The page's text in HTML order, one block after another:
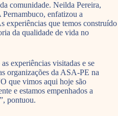
comunidade. Neilda Pereira,
enfatizou a
experiências que temos construído
da qualidade de vida no
experiências visitadas e se
organizações da ASA-PE na
que vimos aqui hoje são
e estamos empenhados a
pontuou.